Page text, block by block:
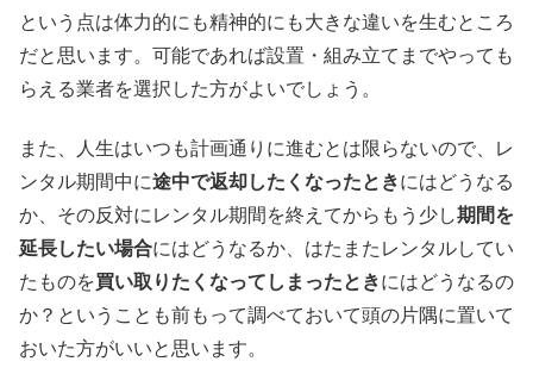
という点は体力的にも精神的にも大きな違いを生むところ
だと思います。可能であれば設置・組み立てまでやっても
らえる業者を選択した方がよいでしょう。
また、人生はいつも計画通りに進むとは限らないので、レ
ンタル期間中に途中で返却したくなったときにはどうなる
か、その反対にレンタル期間を終えてからもう少し期間を
延長したい場合にはどうなるか、はたまたレンタルしてい
たものを買い取りたくなってしまったときにはどうなるの
か？ということも前もって調べておいて頭の片隅に置いて
おいた方がいいと思います。